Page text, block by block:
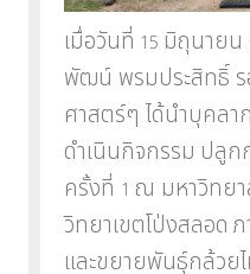
เมื่อวันที่ 15 มิถุนายน
พัฒน์ พรมประสิทธิ์
ศาสตร์ๆ ได้นำบุคล
ดำเนินกิจกรรม ปลูก
ครั้งที่ 1 ณ มหาวิทยา
วิทยาเขตโป่งสลอด
และขยายพันธุ์กล้วย